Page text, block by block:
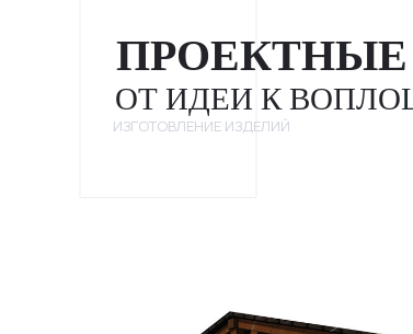
ИЗГОТОВЛЕНИЕ ИЗДЕЛИЙ
ОТ ИДЕИ К